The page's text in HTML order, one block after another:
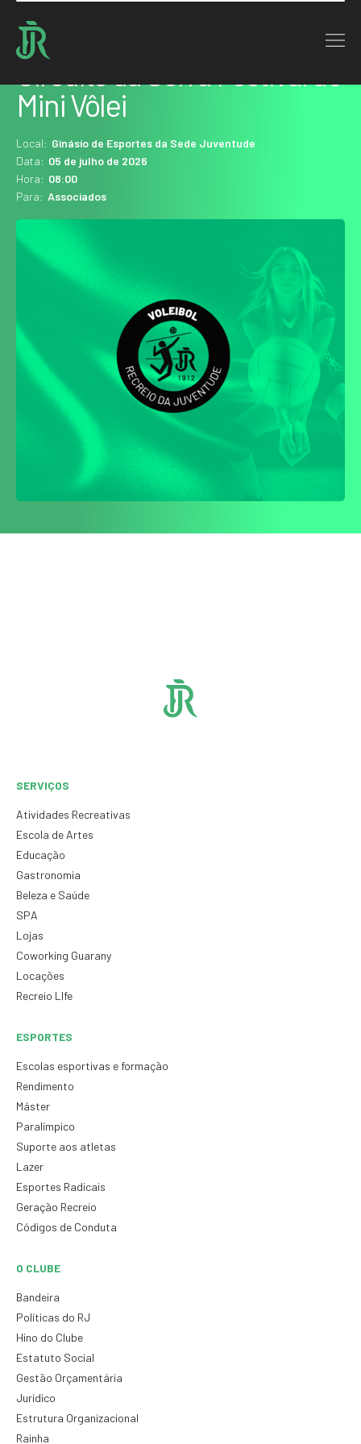
Home : Agenda
Mini Vôlei
Local: Ginásio de Esportes da Sede Juventude
Data: 05 de julho de 2026
Hora: 08:00
Para: Associados
SERVIÇOS
Atividades Recreativas
Escola de Artes
Educação
Gastronomia
Beleza e Saúde
SPA
Lojas
Coworking Guarany
Locações
Recreio LIfe
ESPORTES
Escolas esportivas e formação
Rendimento
Máster
Paralímpico
Suporte aos atletas
Lazer
Esportes Radicais
Geração Recreio
Códigos de Conduta
O CLUBE
Bandeira
Políticas do RJ
Hino do Clube
Estatuto Social
Gestão Orçamentária
Jurídico
Estrutura Organizacional
Rainha